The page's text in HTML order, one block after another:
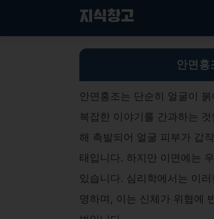
지식창고
안면홍
안면홍조는 단순히 얼굴이
복잡한 이야기를 간과하는
해 촉발되어 얼굴 피부가 갑
태입니다. 하지만 이면에는
있습니다. 심리학에서는 이
명하며, 이는 신체가 위협에